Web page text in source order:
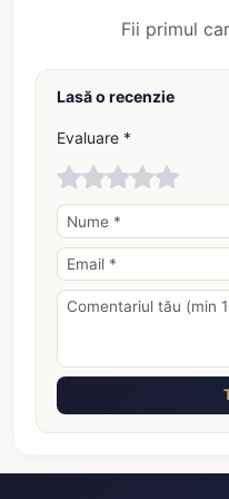
Fii primul
Lasă o recenzie
Evaluare *